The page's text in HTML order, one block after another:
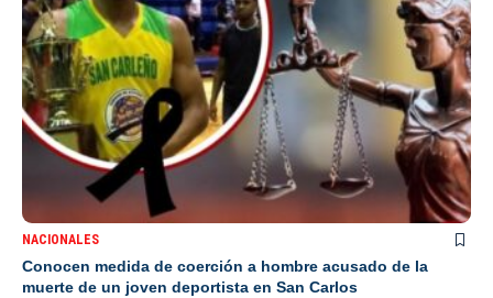
NACIONALES
Conocen medida de coerción a hombre acusado de la
muerte de un joven deportista en San Carlos